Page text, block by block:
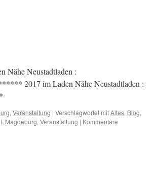
Nähe Neustadtladen :
Laden Nähe Neustadtladen :
, Veranstaltung | Verschlagwortet mitAltes, Blog,
, Magdeburg, Veranstaltung | Kommentare